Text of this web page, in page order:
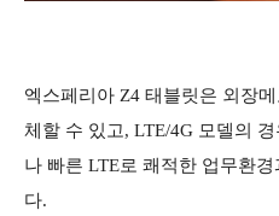
엑스페리아 Z4 태블릿은 외장
체할 수 있고, LTE/4G 모델의
나 빠른 LTE로 쾌적한 업무환
다.